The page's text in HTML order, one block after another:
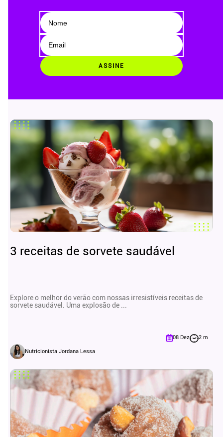
ASSINE
3 receitas de sorvete saudável
Explore o melhor do verão com nossas irresistíveis receitas de
sorvete saudável. Uma explosão de ...
Nutricionista Jordana Lessa
08 Dez 2 m